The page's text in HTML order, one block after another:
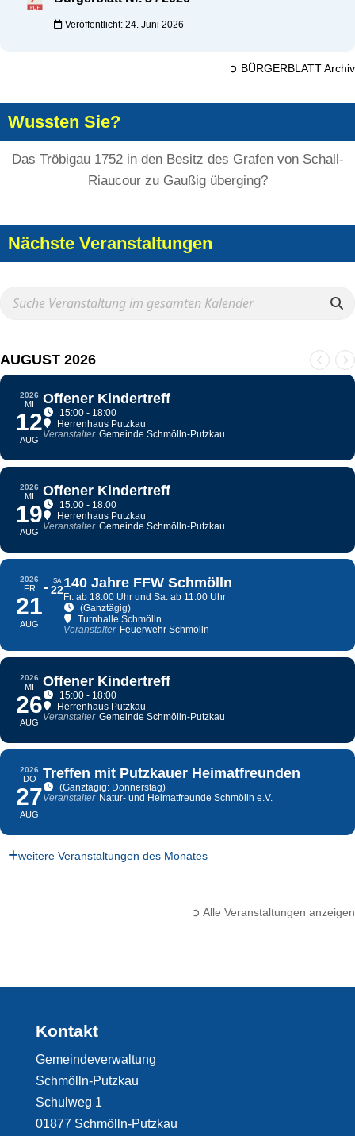
Veröffentlicht: 24. Juni 2026
➲ BÜRGERBLATT Archiv
Wussten Sie?
Das Tröbigau 1752 in den Besitz des Grafen von Schall-
Riaucour zu Gaußig überging?
Nächste Veranstaltungen
AUGUST 2026
2026
MI
12
AUG
Offener Kindertreff
15:00 - 18:00
Herrenhaus Putzkau
Veranstalter Gemeinde Schmölln-Putzkau
2026
MI
19
AUG
Offener Kindertreff
15:00 - 18:00
Herrenhaus Putzkau
Veranstalter Gemeinde Schmölln-Putzkau
2026
FR
21
AUG
SA
22140 Jahre FFW Schmölln
Fr. ab 18.00 Uhr und Sa. ab 11.00 Uhr
(Ganztägig)
Turnhalle Schmölln
Veranstalter Feuerwehr Schmölln
2026
MI
26
AUG
Offener Kindertreff
15:00 - 18:00
Herrenhaus Putzkau
Veranstalter Gemeinde Schmölln-Putzkau
2026
DO
27
AUG
Treffen mit Putzkauer Heimatfreunden
(Ganztägig: Donnerstag)
Veranstalter Natur- und Heimatfreunde Schmölln e.V.
weitere Veranstaltungen des Monates
➲ Alle Veranstaltungen anzeigen
Kontakt
Gemeindeverwaltung
Schmölln-Putzkau
Schulweg 1
01877 Schmölln-Putzkau